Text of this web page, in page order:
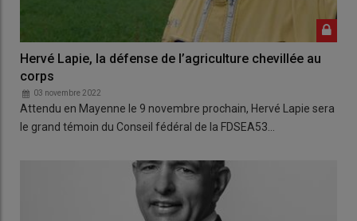
Hervé Lapie, la défense de l’agriculture chevillée au
corps
03 novembre 2022
Attendu en Mayenne le 9 novembre prochain, Hervé Lapie sera
le grand témoin du Conseil fédéral de la FDSEA53…